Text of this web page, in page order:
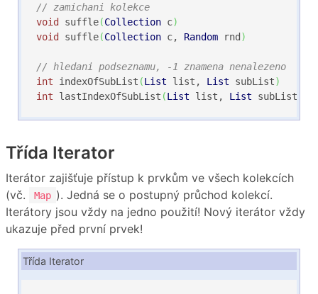
// zamichani kolekce
void
suffle(Collection c)
void
suffle(Collection c, Random rnd )
// hledani podseznamu, -1 znamena nenalezeno
int indexOfSubList (List list, List subList)
int lastIndexOfSubList (List list, List subList
Třída Iterator
Iterátor zajišťuje přístup k prvkům ve všech kolekcích
(vč.
Map ). Jedná se o postupný průchod kolekcí.
Iterátory jsou vždy na jedno použití! Nový iterátor vždy
ukazuje před první prvek!
Třída Iterator